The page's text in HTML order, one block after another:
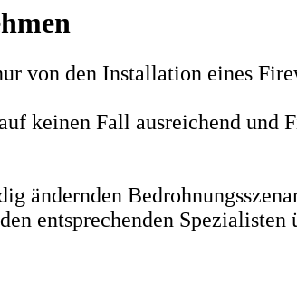
von den Installation eines
keinen Fall ausreichend
ändernden
entsprechenden